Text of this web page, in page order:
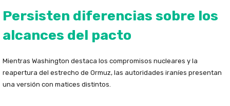
Persisten diferencias sobre los
alcances del pacto
Mientras Washington destaca los compromisos nucleares y la
reapertura del estrecho de Ormuz, las autoridades iraníes presentan
una versión con matices distintos.